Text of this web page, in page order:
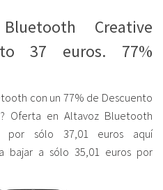
Creative
37 euros. 77%
con un 77% de Descuento
Oferta en Altavoz Bluetooth
por sólo 37,01 euros aquí
bajar a sólo 35,01 euros por